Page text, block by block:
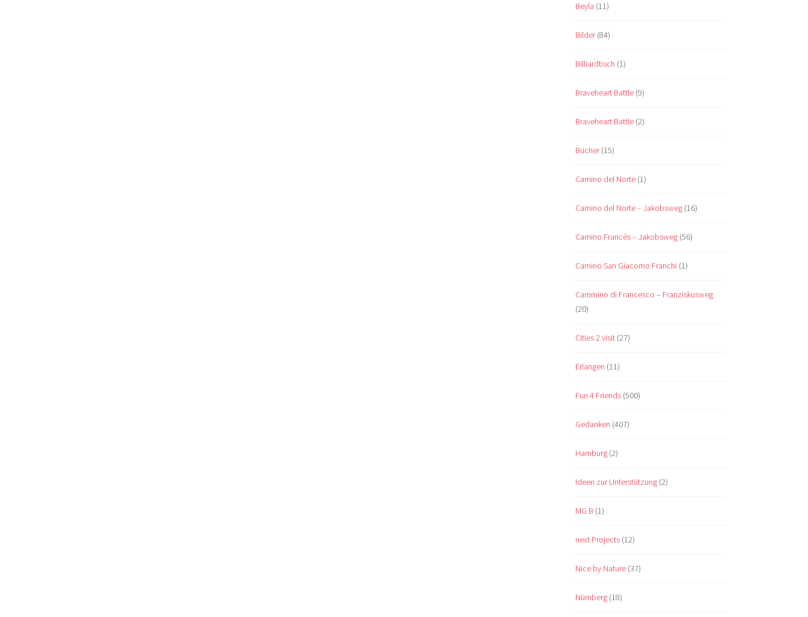
Beyla (11)
Bilder(84)
Billiardtisch (1)
Braveheart Battle (9)
Braveheart Battle (2)
Bücher(15)
Camino del Norte (1)
Camino del Norte – Jakobsweg (16)
Camino Francés – Jakobsweg (56)
Camino San Giacomo Franchi (1)
Cammino di Francesco – Franziskusweg
(20)
Cities 2 visit (27)
Erlangen (11)
Fun 4 Friends (500)
Gedanken (407)
Hamburg (2)
Ideen zur Unterstützung (2)
MG B (1)
next Projects (12)
Nice by Nature (37)
Nürnberg (18)